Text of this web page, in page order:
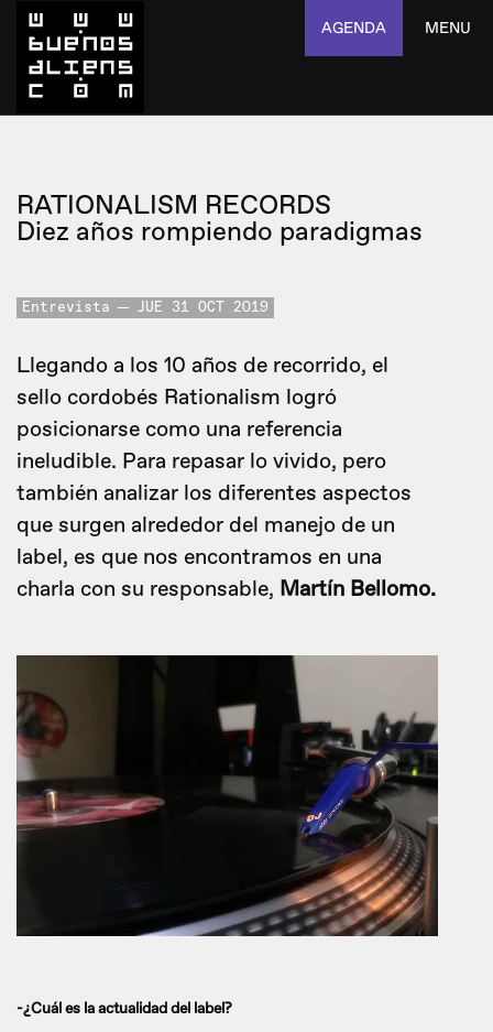
AGENDA MENU
RATIONALISM RECORDS
Diez años rompiendo paradigmas
Entrevista JUE 31 OCT 2019
Llegando a los 10 años de recorrido, el
sello cordobés Rationalism logró
posicionarse como una referencia
ineludible. Para repasar lo vivido, pero
también analizar los diferentes aspectos
que surgen alrededor del manejo de un
label, es que nos encontramos en una
charla con su responsable, Martín Bellomo.
-¿Cuál es la actualidad del label?